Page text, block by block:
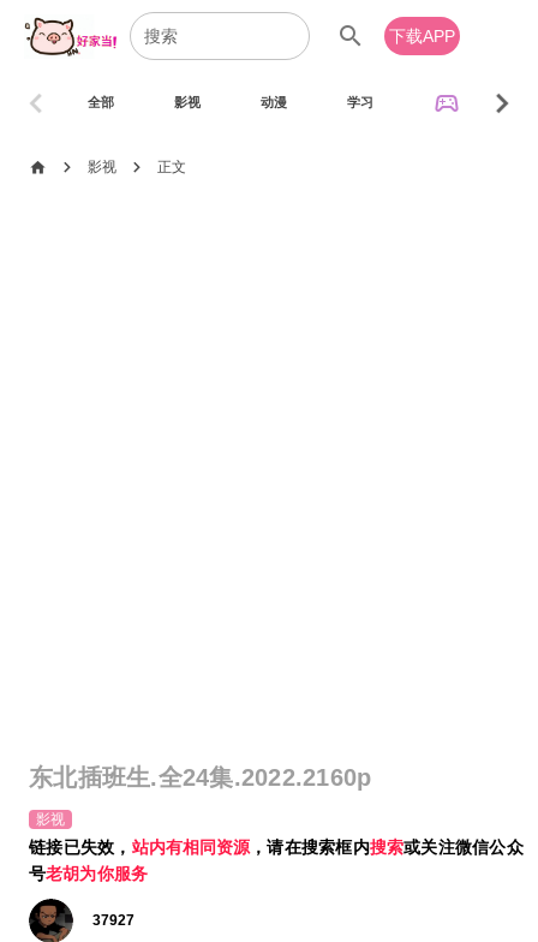
search 下载APP
全部 影视 动漫 学习 sports_esports
chevron_left chevron_right
home chevron_right 影视 chevron_right 正文
东北插班生.全24集.2022.2160p
影视
链接已失效， 站内有相同资源 ，请在搜索框内搜索或关注微信公众
号老胡为你服务
37927